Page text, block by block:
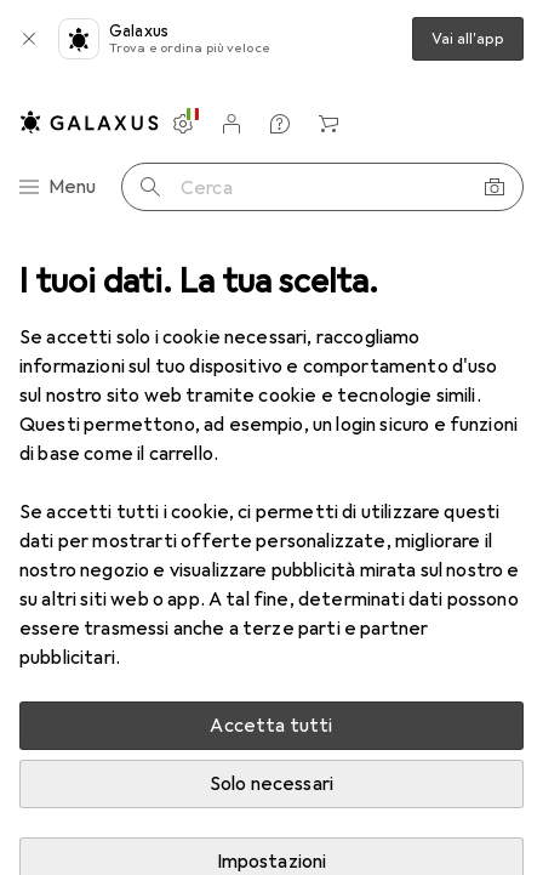
I tuoi dati. La tua scelta.
Se accetti solo i cookie necessari, raccogliamo
informazioni sul tuo dispositivo e comportamento d'uso
sul nostro sito web tramite cookie e tecnologie simili.
Questi permettono, ad esempio, un login sicuro e funzioni
di base come il carrello.
Se accetti tutti i cookie, ci permetti di utilizzare questi
dati per mostrarti offerte personalizzate, migliorare il
nostro negozio e visualizzare pubblicità mirata sul nostro e
su altri siti web o app. A tal fine, determinati dati possono
essere trasmessi anche a terze parti e partner
pubblicitari.
Accetta tutti
Solo necessari
Impostazioni
Galaxus
Trova e ordina più veloce Vai all'app
Categoria Navigazione
Menu Cerca
Impostazioni
Conto cliente
Liste di confronto
Liste dei desideri
Carrello
Scarpe Stivali Dr. Martens 1460 Mono Smooth
EUR
164,58 anziché EUR
200,65
Dr. Martens1460 Mono Smooth
9 dimensioni
Accessori per Dr. Martens 1460
Mono Smooth
Qui trovi accessori adatti per il prodotto Dr. Martens 1460
Mono Smooth.
Nessun prodotto trovato